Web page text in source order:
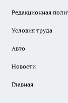
Редакционная
Условия труда
Авто
Новости
Главная